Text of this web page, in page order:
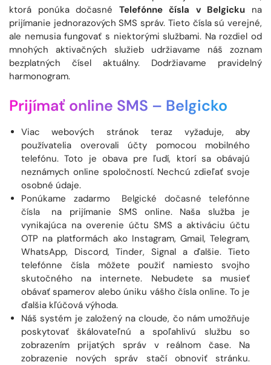
ktorá ponúka dočasné Telefónne čísla v Belgicku na
prijímanie jednorazových SMS správ. Tieto čísla sú verejné,
ale nemusia fungovať s niektorými službami. Na rozdiel od
mnohých aktivačných služieb udržiavame náš zoznam
bezplatných čísel aktuálny. Dodržiavame pravidelný
harmonogram.
Prijímať online SMS – Belgicko
Viac webových stránok teraz vyžaduje, aby
používatelia overovali účty pomocou mobilného
telefónu. Toto je obava pre ľudí, ktorí sa obávajú
neznámych online spoločností. Nechcú zdieľať svoje
osobné údaje.
Ponúkame zadarmo
Belgické dočasné telefónne
čísla
na prijímanie SMS online. Naša služba je
vynikajúca na overenie účtu SMS a aktiváciu účtu
OTP na platformách ako Instagram, Gmail, Telegram,
WhatsApp, Discord, Tinder, Signal a ďalšie. Tieto
telefónne čísla môžete použiť namiesto svojho
skutočného na internete. Nebudete sa musieť
obávať spamerov alebo úniku vášho čísla online. To je
ďalšia kľúčová výhoda.
Náš systém je založený na cloude, čo nám umožňuje
poskytovať škálovateľnú a spoľahlivú službu so
zobrazením prijatých správ v reálnom čase. Na
zobrazenie nových správ stačí obnoviť stránku.